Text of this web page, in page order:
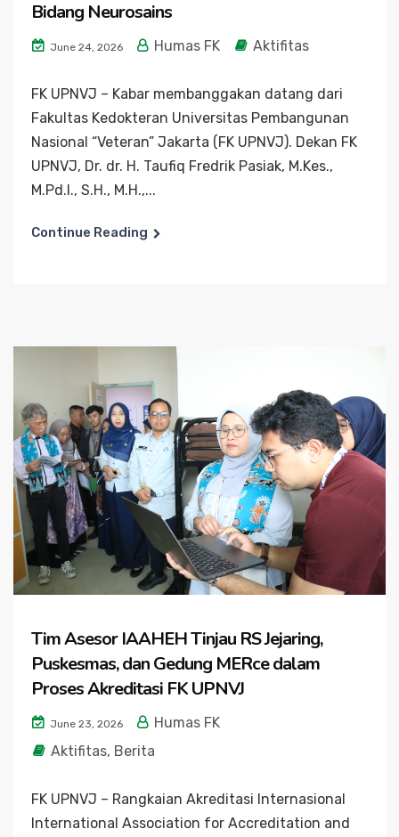
Bidang Neurosains
June 24, 2026 Humas FK Aktifitas
FK UPNVJ – Kabar membanggakan datang dari
Fakultas Kedokteran Universitas Pembangunan
Nasional “Veteran” Jakarta (FK UPNVJ). Dekan FK
UPNVJ, Dr. dr. H. Taufiq Fredrik Pasiak, M.Kes.,
M.Pd.I., S.H., M.H.,...
Continue Reading
Tim Asesor IAAHEH Tinjau RS Jejaring,
Puskesmas, dan Gedung MERce dalam
Proses Akreditasi FK UPNVJ
June 23, 2026
Humas FK
Aktifitas, Berita
FK UPNVJ – Rangkaian Akreditasi Internasional
International Association for Accreditation and